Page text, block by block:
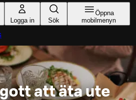
Logga in Sök
Öppna
mobilmenyn
att äta ute